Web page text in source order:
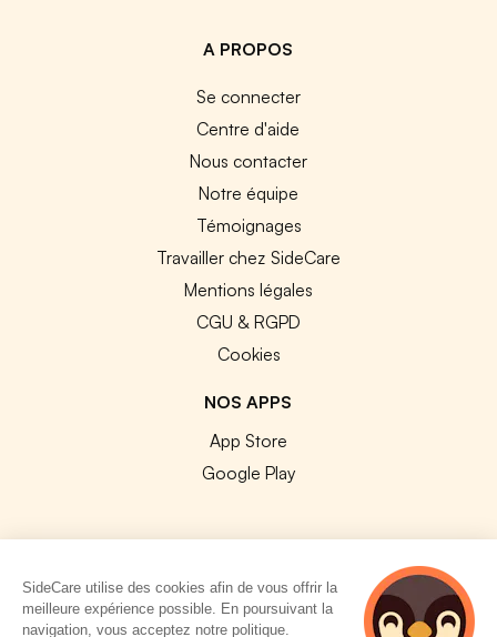
A PROPOS
Se connecter
Centre d'aide
Nous contacter
Notre équipe
Témoignages
Travailler chez SideCare
Mentions légales
CGU & RGPD
Cookies
NOS APPS
App Store
Google Play
© 2026 SideCare. Tous droits réservés.
SideCare utilise des cookies afin de vous offrir la
meilleure expérience possible. En poursuivant la
navigation, vous acceptez notre politique.